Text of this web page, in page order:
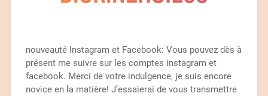
nouveauté Instagram et Facebook: Vous pouvez dès à
présent me suivre sur les comptes instagram et
facebook. Merci de votre indulgence, je suis encore
novice en la matière! J’essaierai de vous transmettre